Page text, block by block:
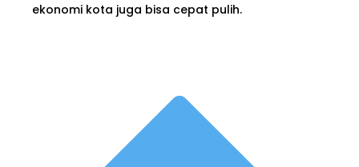
ekonomi kota juga bisa cepat pulih.